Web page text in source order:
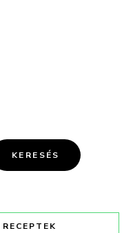
KERESÉS